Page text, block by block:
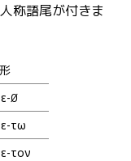
称語尾が付きま
∅
τω
τον